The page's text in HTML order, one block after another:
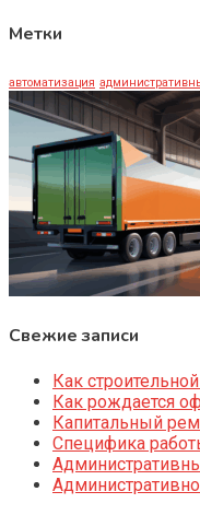
Метки
автоматизация
Свежие записи
Как
Как рождается
Капитальный
Специфика